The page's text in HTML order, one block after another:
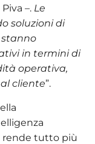
–. Le
soluzioni di
in termini di
operativa,
cliente”.
rende tutto più